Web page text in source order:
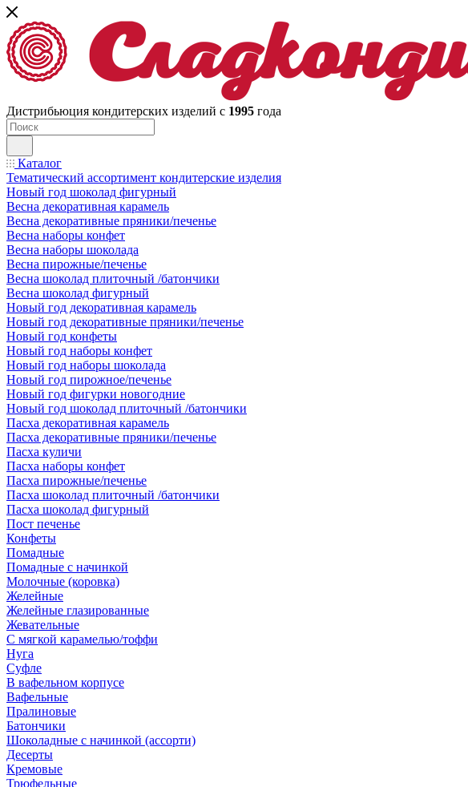
Дистрибьюция кондитерских изделий с 1995 года
Каталог
Тематический ассортимент кондитерские изделия
Новый год шоколад фигурный
Весна декоративная карамель
Весна декоративные пряники/печенье
Весна наборы конфет
Весна наборы шоколада
Весна пирожные/печенье
Весна шоколад плиточный /батончики
Весна шоколад фигурный
Новый год декоративная карамель
Новый год декоративные пряники/печенье
Новый год конфеты
Новый год наборы конфет
Новый год наборы шоколада
Новый год пирожное/печенье
Новый год фигурки новогодние
Новый год шоколад плиточный /батончики
Пасха декоративная карамель
Пасха декоративные пряники/печенье
Пасха куличи
Пасха наборы конфет
Пасха пирожные/печенье
Пасха шоколад плиточный /батончики
Пасха шоколад фигурный
Пост печенье
Конфеты
Помадные
Помадные с начинкой
Молочные (коровка)
Желейные
Желейные глазированные
Жевательные
С мягкой карамелью/тоффи
Нуга
Суфле
В вафельном корпусе
Вафельные
Пралиновые
Батончики
Шоколадные с начинкой (ассорти)
Десерты
Кремовые
Трюфельные